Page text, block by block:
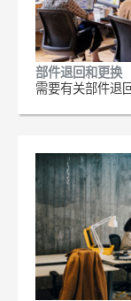
部件退回和更换
需要有关部件退